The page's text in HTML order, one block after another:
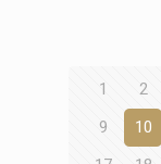
1 2
9
10